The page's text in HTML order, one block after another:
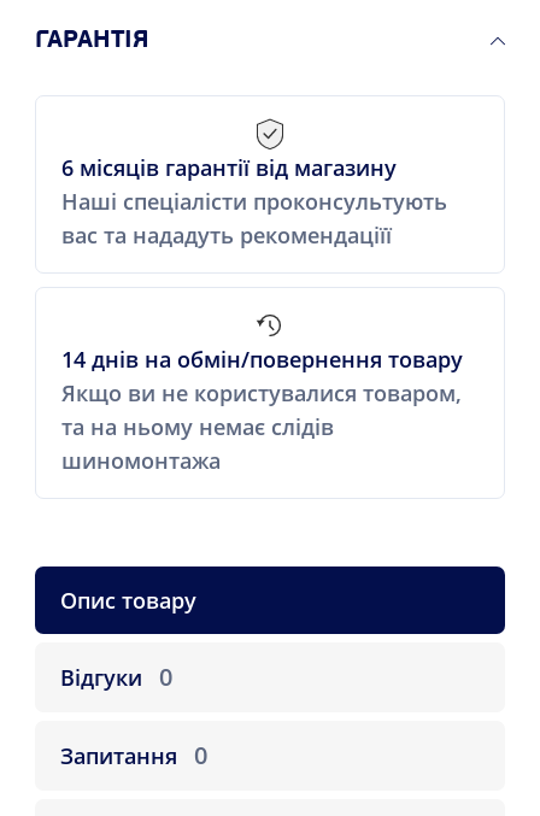
ГАРАНТІЯ
6 місяців гарантії від магазину
Наші спеціалісти проконсультують
вас та нададуть рекомендаціїї
14 днів на обмін/повернення товару
Якщо ви не користувалися товаром,
та на ньому немає слідів
шиномонтажа
Опис товару
Відгуки 0
Запитання 0